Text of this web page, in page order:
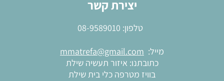
יצירת קשר
טלפון: 08-9589010
מייל: mmatrefa@gmail.com
כתובתנו: איזור תעשיה שילת
בוויז מטרפה כלי בית שילת